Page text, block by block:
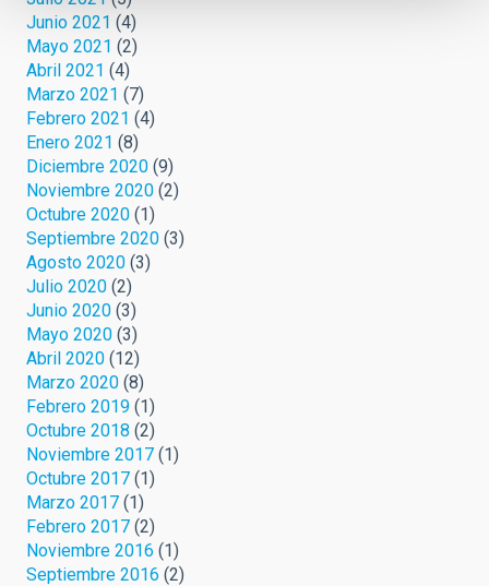
Junio 2021 (4)
Mayo 2021 (2)
Abril 2021 (4)
Marzo 2021 (7)
Febrero 2021 (4)
Enero 2021 (8)
Diciembre 2020 (9)
Noviembre 2020 (2)
Octubre 2020 (1)
Septiembre 2020 (3)
Agosto 2020 (3)
Julio 2020 (2)
Junio 2020 (3)
Mayo 2020 (3)
Abril 2020 (12)
Marzo 2020 (8)
Febrero 2019 (1)
Octubre 2018 (2)
Noviembre 2017 (1)
Octubre 2017 (1)
Marzo 2017 (1)
Febrero 2017 (2)
Noviembre 2016 (1)
Septiembre 2016 (2)